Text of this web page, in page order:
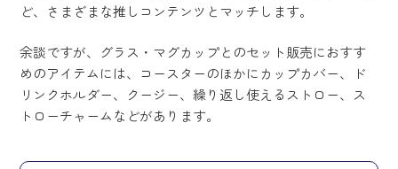
ど、さまざまな推しコンテンツとマッチします。
余談ですが、グラス・マグカップとのセット販売におすす
めのアイテムには、コースターのほかにカップカバー、ド
リンクホルダー、クージー、繰り返し使えるストロー、ス
トローチャームなどがあります。